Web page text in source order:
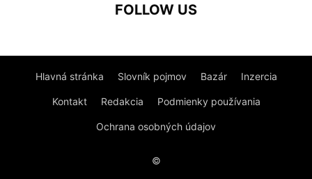
FOLLOW US
Hlavná stránka Slovník pojmov Bazár Inzercia
Kontakt Redakcia Podmienky používania
Ochrana osobných údajov
©